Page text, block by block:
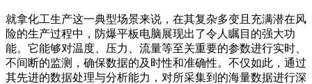
就拿化工生产这一典型场景来说，在其复杂多变且充满潜在风
险的生产过程中，防爆平板电脑展现出了令人瞩目的强大功
能。它能够对温度、压力、流量等至关重要的参数进行实时、
不间断的监测，确保数据的及时性和准确性。不仅如此，通过
其先进的数据处理与分析能力，对所采集到的海量数据进行深